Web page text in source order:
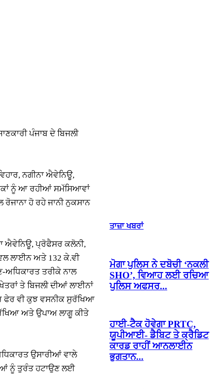
ਪੰਜਾਬ ਦੇ ਬਿਜਲੀ
ਨਗੀਨਾ ਐਵੇਨਿਊ,
ਨੂੰ ਆ ਰਹੀਆਂ ਸਮੱਸਿਆਵਾਂ
ਹੋ ਰਹੇ ਜਾਨੀ ਨੁਕਸਾਨ
ਐਵੇਨਿਊ, ਪ੍ਰੋਫੈਸਰ ਕਲੋਨੀ,
ਲਾਈਨ ਅਤੇ 132 ਕੇ.ਵੀ
ਅਧਿਕਾਰਤ ਤਰੀਕੇ ਨਾਲ
ਤੇ ਬਿਜਲੀ ਦੀਆਂ ਲਾਈਨਾਂ
ਫੇਰ ਵੀ ਕੁਝ ਵਸਨੀਕ ਸੁਰੱਖਿਆ
ਅਤੇ ਉਪਾਅ ਲਾਗੂ ਕੀਤੇ
ਉਸਾਰੀਆਂ ਵਾਲੇ
ਨੂੰ ਤੁਰੰਤ ਹਟਾਉਣ ਲਈ
ਤਾਜ਼ਾ ਖਬਰਾਂ
ਮੋਗਾ ਪੁਲਿਸ ਨੇ ਦਬੋਚੀ ‘ਨਕਲੀ
SHO’, ਵਿਆਹ ਲਈ ਰਚਿਆ
ਪੁਲਿਸ ਅਫਸਰ...
ਹਾਈ-ਟੈਕ ਹੋਵੇਗਾ PRTC,
ਯੂਪੀਆਈ- ਡੈਬਿਟ ਤੇ ਕ੍ਰੈਡਿਟ
ਕਾਰਡ ਰਾਹੀਂ ਆਨਲਾਈਨ
ਭੁਗਤਾਨ...